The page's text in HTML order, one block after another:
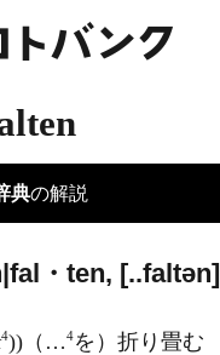
典の解説
・ten, [..faltən]
4))（…4を）折り畳む